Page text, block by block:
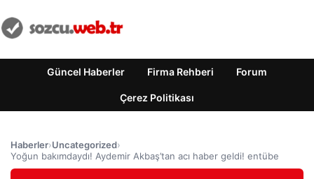
Güncel Haberler Firma Rehberi Forum
Çerez Politikası
Haberler›Uncategorized›
Yoğun bakımdaydı! Aydemir Akbaş’tan acı haber geldi! entübe